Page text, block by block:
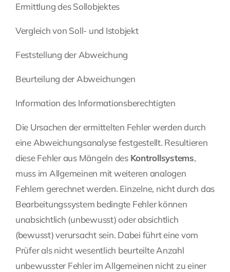
Ermittlung des Sollobjektes
Vergleich von Soll- und Istobjekt
Feststellung der Abweichung
Beurteilung der Abweichungen
Information des Informationsberechtigten
Die Ursachen der ermittelten Fehler werden durch
eine Abweichungsanalyse festgestellt. Resultieren
diese Fehler aus Mängeln des Kontrollsystems,
muss im Allgemeinen mit weiteren analogen
Fehlern gerechnet werden. Einzelne, nicht durch das
Bearbeitungssystem bedingte Fehler können
unabsichtlich (unbewusst) oder absichtlich
(bewusst) verursacht sein. Dabei führt eine vom
Prüfer als nicht wesentlich beurteilte Anzahl
unbewusster Fehler im Allgemeinen nicht zu einer